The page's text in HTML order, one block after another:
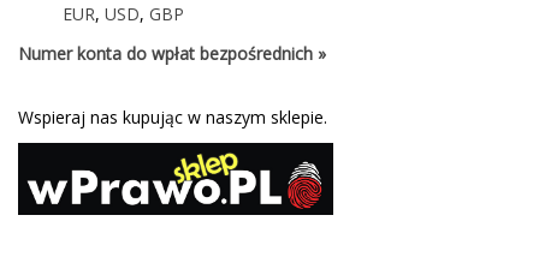
EUR, USD, GBP
Numer konta do wpłat bezpośrednich »
Wspieraj nas kupując w naszym sklepie.